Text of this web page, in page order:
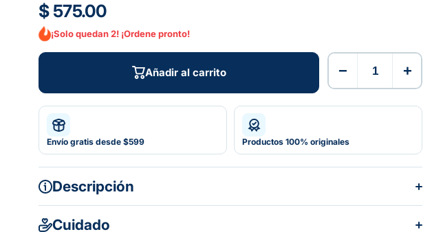
$ 575.00
¡Solo quedan 2! ¡Ordene pronto!
Añadir al carrito − +
Envío gratis desde $599 Productos 100% originales
Descripción
Cuidado